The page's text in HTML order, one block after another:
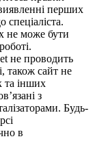
перших
спеціаліста.
не може бути
не проводить
також сайт не
та інших
з
Будь-
в